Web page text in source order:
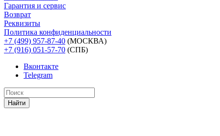
Гарантия и сервис
Возврат
Реквизиты
Политика конфиденциальности
+7 (499) 957-87-40 (МОСКВА)
+7 (916) 051-57-70 (СПБ)
Вконтакте
Telegram
Найти